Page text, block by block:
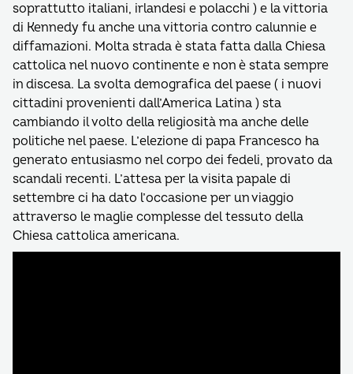
soprattutto italiani, irlandesi e polacchi ) e la vittoria
di Kennedy fu anche una vittoria contro calunnie e
diffamazioni. Molta strada è stata fatta dalla Chiesa
cattolica nel nuovo continente e non è stata sempre
in discesa. La svolta demografica del paese ( i nuovi
cittadini provenienti dall’America Latina ) sta
cambiando il volto della religiosità ma anche delle
politiche nel paese. L’elezione di papa Francesco ha
generato entusiasmo nel corpo dei fedeli, provato da
scandali recenti. L’attesa per la visita papale di
settembre ci ha dato l’occasione per un viaggio
attraverso le maglie complesse del tessuto della
Chiesa cattolica americana.